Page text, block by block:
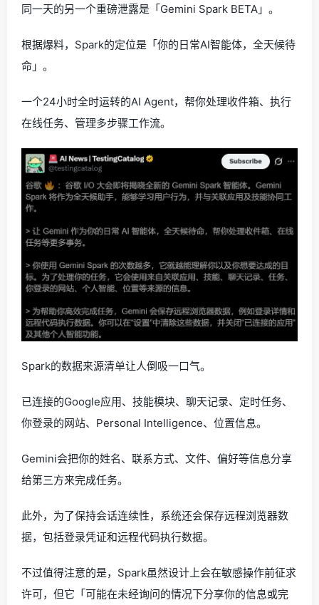
同一天的另一个重磅泄露是「Gemini Spark BETA」。
根据爆料，Spark的定位是「你的日常AI智能体，全天候待
命」。
一个24小时全时运转的AI Agent，帮你处理收件箱、执行
在线任务、管理多步骤工作流。
Spark的数据来源清单让人倒吸一口气。
已连接的Google应用、技能模块、聊天记录、定时任务、
你登录的网站、Personal Intelligence、位置信息。
Gemini会把你的姓名、联系方式、文件、偏好等信息分享
给第三方来完成任务。
此外，为了保持会话连续性，系统还会保存远程浏览器数
据，包括登录凭证和远程代码执行数据。
不过值得注意的是，Spark虽然设计上会在敏感操作前征求
许可，但它「可能在未经询问的情况下分享你的信息或完